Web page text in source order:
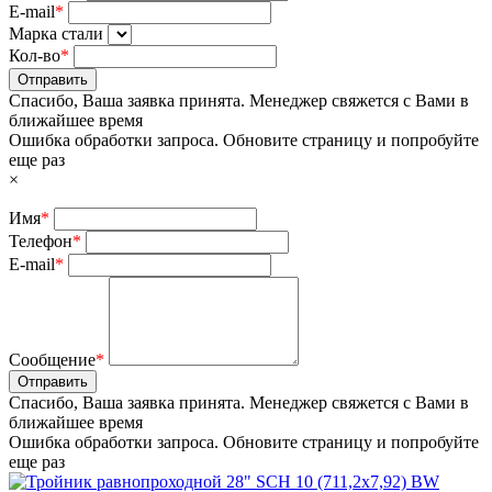
E-mail*
Марка стали
Кол-во*
Отправить
Спасибо, Ваша заявка принята. Менеджер свяжется с Вами в
ближайшее время
Ошибка обработки запроса. Обновите страницу и попробуйте
еще раз
×
Имя*
Телефон*
E-mail*
Сообщение*
Отправить
Спасибо, Ваша заявка принята. Менеджер свяжется с Вами в
ближайшее время
Ошибка обработки запроса. Обновите страницу и попробуйте
еще раз